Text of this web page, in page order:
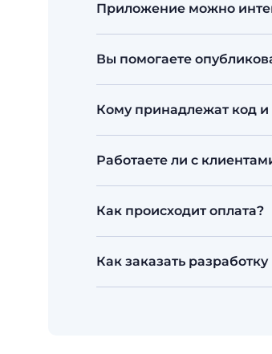
поэтапно добавляем
Приложение можно
уведомлениям через API.
Вы помогаете
Кому принадлежат код
Работаете ли с
дальнего зарубежья — в
мессенджеры, договор и
Как происходит оплата?
договоре. Принимаем
Как заказать